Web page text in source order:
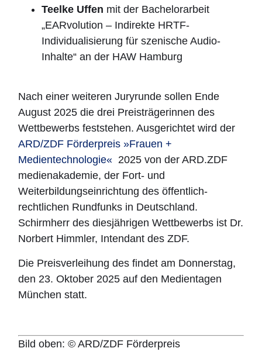
Teelke Uffen mit der Bachelorarbeit
„EARvolution – Indirekte HRTF-
Individualisierung für szenische Audio-
Inhalte“ an der HAW Hamburg
Nach einer weiteren Juryrunde sollen Ende
August 2025 die drei Preisträgerinnen des
Wettbewerbs feststehen. Ausgerichtet wird der
ARD/ZDF Förderpreis »Frauen +
Medientechnologie« 2025 von der ARD.ZDF
medienakademie, der Fort- und
Weiterbildungseinrichtung des öffentlich-
rechtlichen Rundfunks in Deutschland.
Schirmherr des diesjährigen Wettbewerbs ist Dr.
Norbert Himmler, Intendant des ZDF.
Die Preisverleihung des findet am Donnerstag,
den 23. Oktober 2025 auf den Medientagen
München statt.
Bild oben: © ARD/ZDF Förderpreis